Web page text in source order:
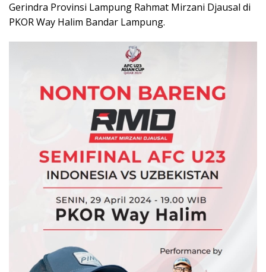
Gerindra Provinsi Lampung Rahmat Mirzani Djausal di
PKOR Way Halim Bandar Lampung.